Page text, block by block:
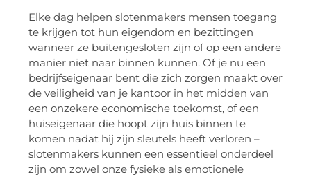
Elke dag helpen slotenmakers mensen toegang
te krijgen tot hun eigendom en bezittingen
wanneer ze buitengesloten zijn of op een andere
manier niet naar binnen kunnen. Of je nu een
bedrijfseigenaar bent die zich zorgen maakt over
de veiligheid van je kantoor in het midden van
een onzekere economische toekomst, of een
huiseigenaar die hoopt zijn huis binnen te
komen nadat hij zijn sleutels heeft verloren –
slotenmakers kunnen een essentieel onderdeel
zijn om zowel onze fysieke als emotionele